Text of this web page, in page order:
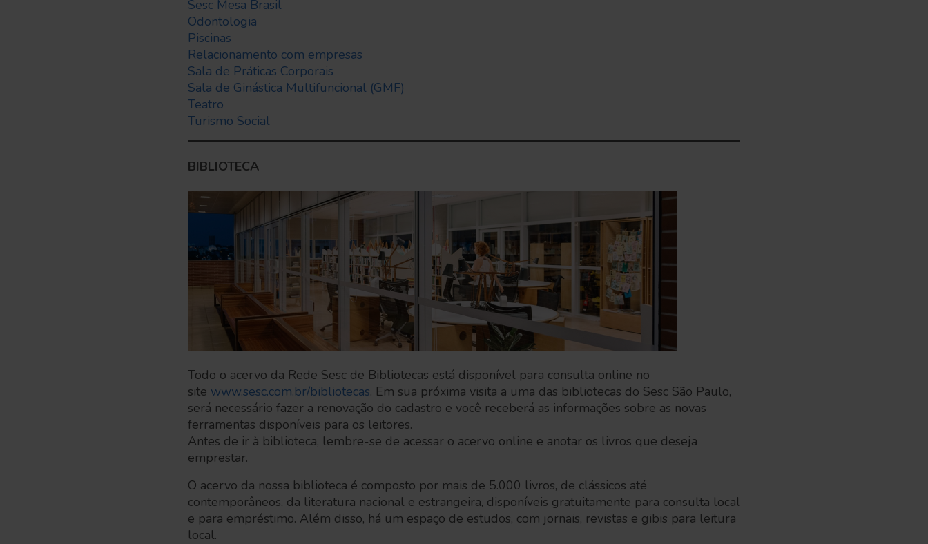
Sesc Mesa Brasil
Odontologia
Piscinas
Relacionamento com empresas
Sala de Práticas Corporais
Sala de Ginástica Multifuncional (GMF)
Teatro
Turismo Social
BIBLIOTECA
Todo o acervo da Rede Sesc de Bibliotecas está disponível para consulta online no
site www.sesc.com.br/bibliotecas. Em sua próxima visita a uma das bibliotecas do Sesc São Paulo,
será necessário fazer a renovação do cadastro e você receberá as informações sobre as novas
ferramentas disponíveis para os leitores.
Antes de ir à biblioteca, lembre-se de acessar o acervo online e anotar os livros que deseja
emprestar.
O acervo da nossa biblioteca é composto por mais de 5.000 livros, de clássicos até
contemporâneos, da literatura nacional e estrangeira, disponíveis gratuitamente para consulta local
e para empréstimo. Além disso, há um espaço de estudos, com jornais, revistas e gibis para leitura
local.